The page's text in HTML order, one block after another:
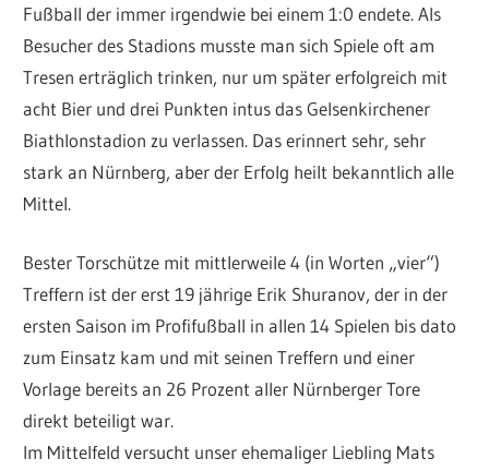
Fußball der immer irgendwie bei einem 1:0 endete. Als
Besucher des Stadions musste man sich Spiele oft am
Tresen erträglich trinken, nur um später erfolgreich mit
acht Bier und drei Punkten intus das Gelsenkirchener
Biathlonstadion zu verlassen. Das erinnert sehr, sehr
stark an Nürnberg, aber der Erfolg heilt bekanntlich alle
Mittel.
Bester Torschütze mit mittlerweile 4 (in Worten „vier“)
Treffern ist der erst 19 jährige Erik Shuranov, der in der
ersten Saison im Profifußball in allen 14 Spielen bis dato
zum Einsatz kam und mit seinen Treffern und einer
Vorlage bereits an 26 Prozent aller Nürnberger Tore
direkt beteiligt war.
Im Mittelfeld versucht unser ehemaliger Liebling Mats